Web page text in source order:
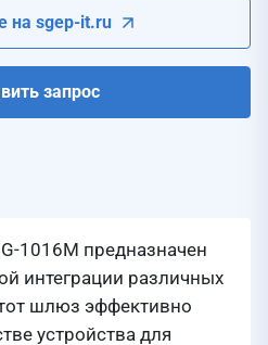
на sgep-it.ru
запрос
1016M предназначен
интеграции различных
шлюз эффективно
устройства для